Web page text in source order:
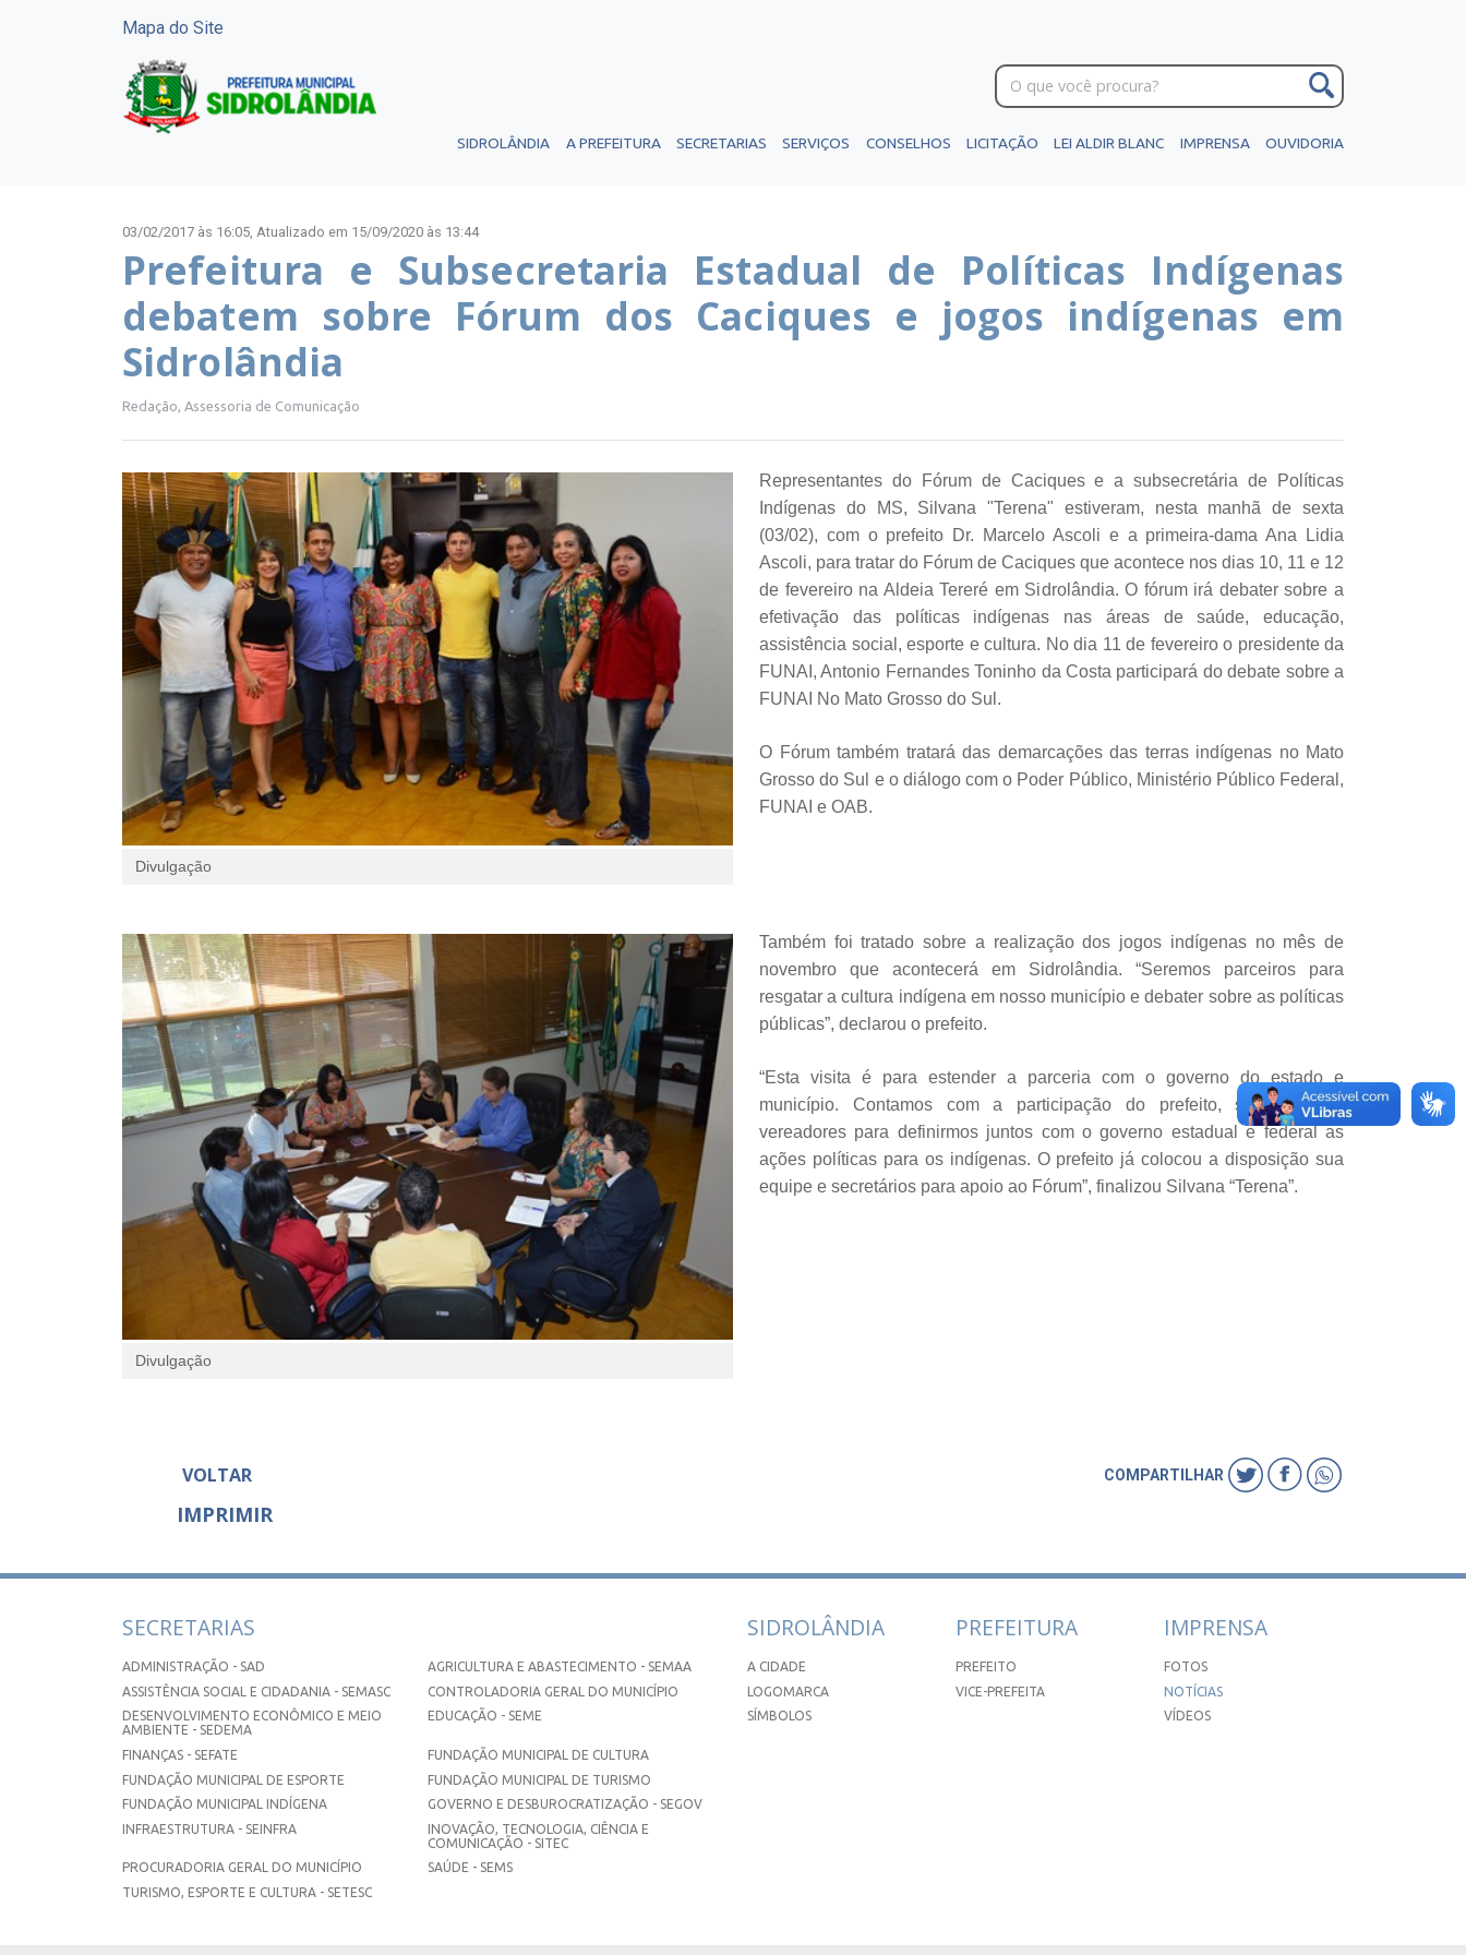
Mapa do Site
SIDROLÂNDIA A PREFEITURA SECRETARIAS SERVIÇOS CONSELHOS LICITAÇÃO LEI ALDIR BLANC IMPRENSA OUVIDORIA
03/02/2017 às 16:05, Atualizado em 15/09/2020 às 13:44
Prefeitura e Subsecretaria Estadual de Políticas Indígenas
debatem sobre Fórum dos Caciques e jogos indígenas em
Sidrolândia
Redação, Assessoria de Comunicação
Divulgação
Representantes do Fórum de Caciques e a subsecretária de Políticas
Indígenas do MS, Silvana "Terena" estiveram, nesta manhã de sexta
(03/02), com o prefeito Dr. Marcelo Ascoli e a primeira-dama Ana Lidia
Ascoli, para tratar do Fórum de Caciques que acontece nos dias 10, 11 e 12
de fevereiro na Aldeia Tereré em Sidrolândia. O fórum irá debater sobre a
efetivação das políticas indígenas nas áreas de saúde, educação,
assistência social, esporte e cultura. No dia 11 de fevereiro o presidente da
FUNAI, Antonio Fernandes Toninho da Costa participará do debate sobre a
FUNAI No Mato Grosso do Sul.
O Fórum também tratará das demarcações das terras indígenas no Mato
Grosso do Sul e o diálogo com o Poder Público, Ministério Público Federal,
FUNAI e OAB.
Divulgação
Também foi tratado sobre a realização dos jogos indígenas no mês de
novembro que acontecerá em Sidrolândia. “Seremos parceiros para
resgatar a cultura indígena em nosso município e debater sobre as políticas
públicas”, declarou o prefeito.
“Esta visita é para estender a parceria com o governo do estado e
município. Contamos com a participação do prefeito, secretários e
vereadores para definirmos juntos com o governo estadual e federal as
ações políticas para os indígenas. O prefeito já colocou a disposição sua
equipe e secretários para apoio ao Fórum”, finalizou Silvana “Terena”.
VOLTAR
IMPRIMIR
COMPARTILHAR
SECRETARIAS
ADMINISTRAÇÃO - SAD
AGRICULTURA E ABASTECIMENTO - SEMAA
ASSISTÊNCIA SOCIAL E CIDADANIA - SEMASC
CONTROLADORIA GERAL DO MUNICÍPIO
DESENVOLVIMENTO ECONÔMICO E MEIO
AMBIENTE - SEDEMA
EDUCAÇÃO - SEME
FINANÇAS - SEFATE
FUNDAÇÃO MUNICIPAL DE CULTURA
FUNDAÇÃO MUNICIPAL DE ESPORTE
FUNDAÇÃO MUNICIPAL DE TURISMO
FUNDAÇÃO MUNICIPAL INDÍGENA
GOVERNO E DESBUROCRATIZAÇÃO - SEGOV
INFRAESTRUTURA - SEINFRA
INOVAÇÃO, TECNOLOGIA, CIÊNCIA E
COMUNICAÇÃO - SITEC
PROCURADORIA GERAL DO MUNICÍPIO
SAÚDE - SEMS
TURISMO, ESPORTE E CULTURA - SETESC
SIDROLÂNDIA
A CIDADE
LOGOMARCA
SÍMBOLOS
PREFEITURA
PREFEITO
VICE-PREFEITA
IMPRENSA
FOTOS
NOTÍCIAS
VÍDEOS